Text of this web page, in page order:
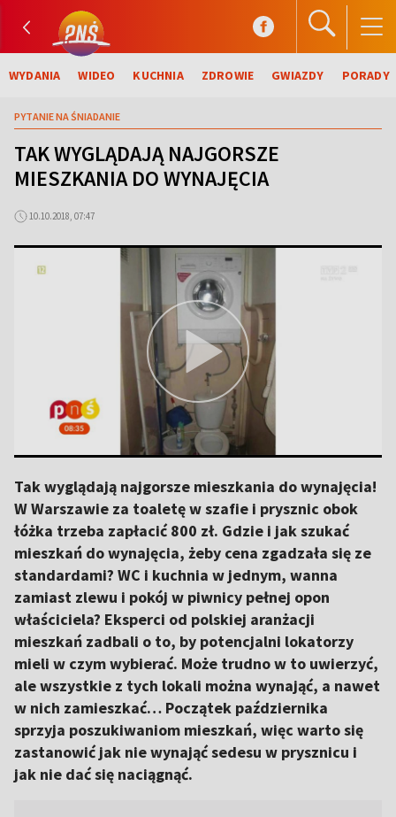
WYDANIA WIDEO KUCHNIA ZDROWIE GWIAZDY PORADY
PYTANIE NA ŚNIADANIE
TAK WYGLĄDAJĄ NAJGORSZE
MIESZKANIA DO WYNAJĘCIA
10.10.2018, 07:47
Tak wyglądają najgorsze mieszkania do wynajęcia!
W Warszawie za toaletę w szafie i prysznic obok
łóżka trzeba zapłacić 800 zł. Gdzie i jak szukać
mieszkań do wynajęcia, żeby cena zgadzała się ze
standardami? WC i kuchnia w jednym, wanna
zamiast zlewu i pokój w piwnicy pełnej opon
właściciela? Eksperci od polskiej aranżacji
mieszkań zadbali o to, by potencjalni lokatorzy
mieli w czym wybierać. Może trudno w to uwierzyć,
ale wszystkie z tych lokali można wynająć, a nawet
w nich zamieszkać… Początek października
sprzyja poszukiwaniom mieszkań, więc warto się
zastanowić jak nie wynająć sedesu w prysznicu i
jak nie dać się naciągnąć.